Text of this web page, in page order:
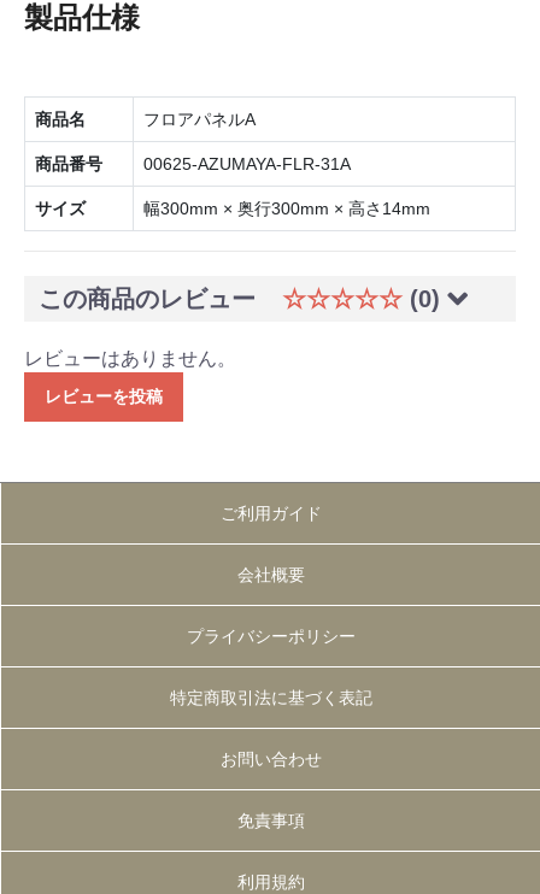
製品仕様
商品名 フロアパネルA
商品番号 00625-AZUMAYA-FLR-31A
サイズ 幅300mm × 奥行300mm × 高さ14mm
この商品のレビュー ☆☆☆☆☆ (0)
レビューはありません。
レビューを投稿
ご利用ガイド
会社概要
プライバシーポリシー
特定商取引法に基づく表記
お問い合わせ
免責事項
利用規約